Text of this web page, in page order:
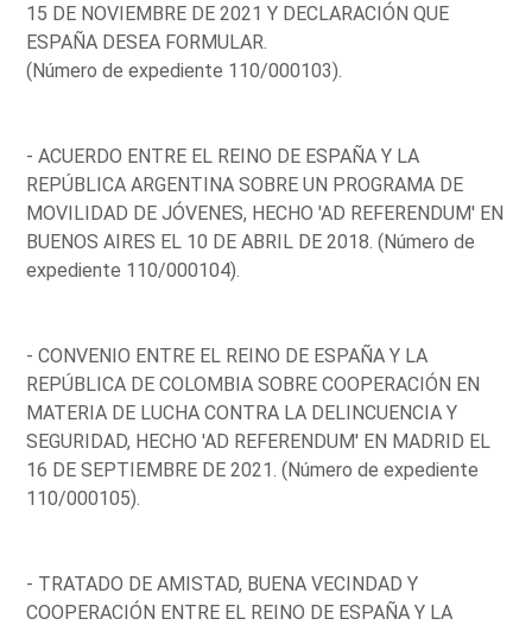
15 DE NOVIEMBRE DE 2021 Y DECLARACIÓN QUE
ESPAÑA DESEA FORMULAR.
(Número de expediente 110/000103).
- ACUERDO ENTRE EL REINO DE ESPAÑA Y LA
REPÚBLICA ARGENTINA SOBRE UN PROGRAMA DE
MOVILIDAD DE JÓVENES, HECHO 'AD REFERENDUM' EN
BUENOS AIRES EL 10 DE ABRIL DE 2018. (Número de
expediente 110/000104).
- CONVENIO ENTRE EL REINO DE ESPAÑA Y LA
REPÚBLICA DE COLOMBIA SOBRE COOPERACIÓN EN
MATERIA DE LUCHA CONTRA LA DELINCUENCIA Y
SEGURIDAD, HECHO 'AD REFERENDUM' EN MADRID EL
16 DE SEPTIEMBRE DE 2021. (Número de expediente
110/000105).
- TRATADO DE AMISTAD, BUENA VECINDAD Y
COOPERACIÓN ENTRE EL REINO DE ESPAÑA Y LA